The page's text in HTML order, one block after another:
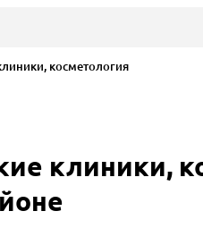
косметология
клиники,